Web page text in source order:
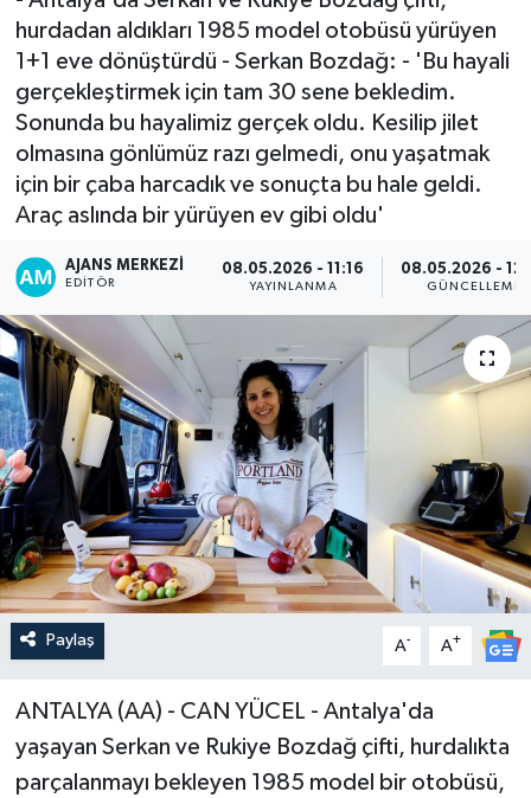
hurdadan aldıkları 1985 model otobüsü yürüyen
1+1 eve dönüştürdü - Serkan Bozdağ: - 'Bu hayali
gerçekleştirmek için tam 30 sene bekledim.
Sonunda bu hayalimiz gerçek oldu. Kesilip jilet
olmasına gönlümüz razı gelmedi, onu yaşatmak
için bir çaba harcadık ve sonuçta bu hale geldi.
Araç aslında bir yürüyen ev gibi oldu'
AJANS MERKEZI
EDITÖR
08.05.2026 - 11:16
YAYINLANMA
08.05.2026 -
GÜNCELLEME
Paylaş A- A+
ANTALYA (AA) - CAN YÜCEL - Antalya'da
yaşayan Serkan ve Rukiye Bozdağ çifti, hurdalıkta
parçalanmayı bekleyen 1985 model bir otobüsü,